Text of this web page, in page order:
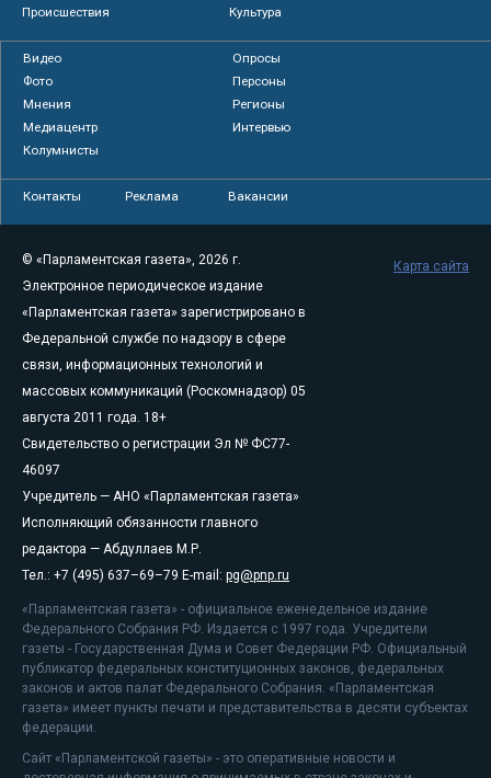
Происшествия
Культура
Видео
Опросы
Фото
Персоны
Мнения
Регионы
Медиацентр
Интервью
Колумнисты
Контакты Реклама Вакансии
© «Парламентская газета», 2026 г.
Электронное периодическое издание
«Парламентская газета» зарегистрировано в
Федеральной службе по надзору в сфере
связи, информационных технологий и
массовых коммуникаций (Роскомнадзор) 05
августа 2011 года. 18+
Свидетельство о регистрации Эл № ФС77-
46097
Учредитель — АНО «Парламентская газета»
Исполняющий обязанности главного
редактора — Абдуллаев М.Р.
Тел.: +7 (495) 637–69–79 E-mail: pg@pnp.ru
«Парламентская газета» - официальное еженедельное издание
Федерального Собрания РФ. Издается с 1997 года. Учредители
газеты - Государственная Дума и Совет Федерации РФ. Официальный
публикатор федеральных конституционных законов, федеральных
законов и актов палат Федерального Собрания. «Парламентская
газета» имеет пункты печати и представительства в десяти субъектах
федерации.
Сайт «Парламентской газеты» - это оперативные новости и
Карта сайта